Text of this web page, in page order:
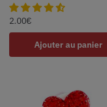
2.00€
Ajouter au panier